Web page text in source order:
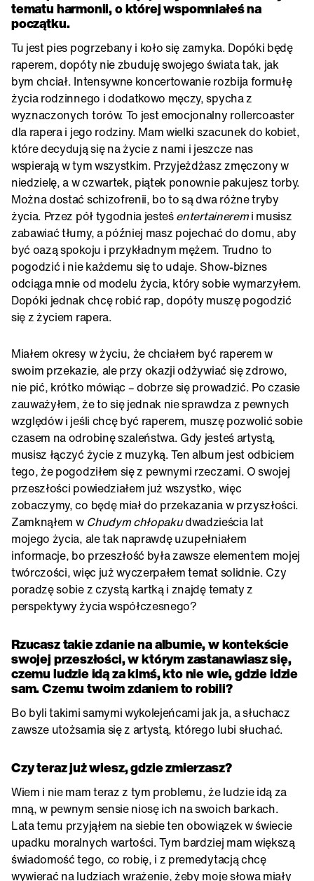
tematu harmonii, o której wspomniałeś na
początku.
Tu jest pies pogrzebany i koło się zamyka. Dopóki będę
raperem, dopóty nie zbuduję swojego świata tak, jak
bym chciał. Intensywne koncertowanie rozbija formułę
życia rodzinnego i dodatkowo męczy, spycha z
wyznaczonych torów. To jest emocjonalny rollercoaster
dla rapera i jego rodziny. Mam wielki szacunek do kobiet,
które decydują się na życie z nami i jeszcze nas
wspierają w tym wszystkim. Przyjeżdżasz zmęczony w
niedzielę, a w czwartek, piątek ponownie pakujesz torby.
Można dostać schizofrenii, bo to są dwa różne tryby
życia. Przez pół tygodnia jesteśentertaineremi musisz
zabawiać tłumy, a później masz pojechać do domu, aby
być oazą spokoju i przykładnym mężem. Trudno to
pogodzić i nie każdemu się to udaje. Show-biznes
odciąga mnie od modelu życia, który sobie wymarzyłem.
Dopóki jednak chcę robić rap, dopóty muszę pogodzić
się z życiem rapera.
Miałem okresy w życiu, że chciałem być raperem w
swoim przekazie, ale przy okazji odżywiać się zdrowo,
nie pić, krótko mówiąc – dobrze się prowadzić. Po czasie
zauważyłem, że to się jednak nie sprawdza z pewnych
względów i jeśli chcę być raperem, muszę pozwolić sobie
czasem na odrobinę szaleństwa. Gdy jesteś artystą,
musisz łączyć życie z muzyką. Ten album jest odbiciem
tego, że pogodziłem się z pewnymi rzeczami. O swojej
przeszłości powiedziałem już wszystko, więc
zobaczymy, co będę miał do przekazania w przyszłości.
Zamknąłem w Chudym chłopakudwadzieścia lat
mojego życia, ale tak naprawdę uzupełniałem
informacje, bo przeszłość była zawsze elementem mojej
twórczości, więc już wyczerpałem temat solidnie. Czy
poradzę sobie z czystą kartką i znajdę tematy z
perspektywy życia współczesnego?
Rzucasz takie zdanie na albumie, w kontekście
swojej przeszłości, w którym zastanawiasz się,
czemu ludzie idą za kimś, kto nie wie, gdzie idzie
sam. Czemu twoim zdaniem to robili?
Bo byli takimi samymi wykolejeńcami jak ja, a słuchacz
zawsze utożsamia się z artystą, którego lubi słuchać.
Czy teraz już wiesz, gdzie zmierzasz?
Wiem i nie mam teraz z tym problemu, że ludzie idą za
mną, w pewnym sensie niosę ich na swoich barkach.
Lata temu przyjąłem na siebie ten obowiązek w świecie
upadku moralnych wartości. Tym bardziej mam większą
świadomość tego, co robię, i z premedytacją chcę
wywierać na ludziach wrażenie, żeby moje słowa miały